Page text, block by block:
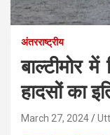
अंतरराष्ट्रीय
बाल्टीमोर
हादसों का
March 27, 2024